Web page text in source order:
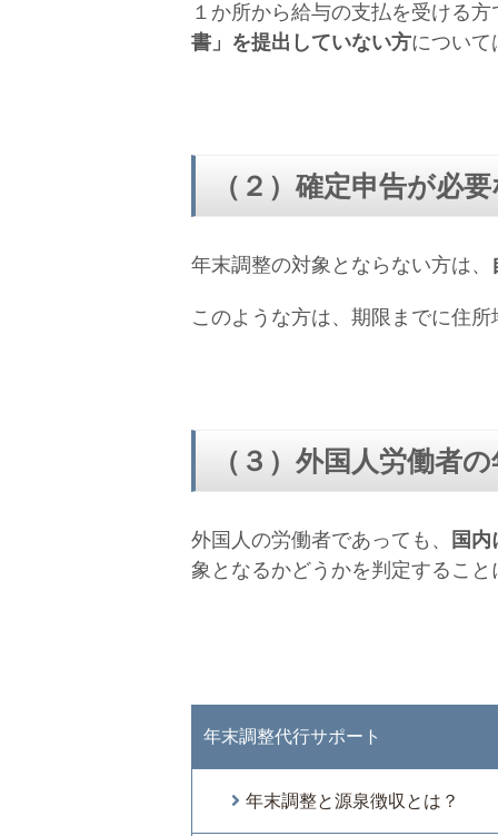
１か所から給与の支払を受ける
書」を提出していない方について
（２）確定申告が必
年末調整の対象とならない方は、
このような方は、期限までに住
（３）外国人労働者
外国人の労働者であっても、
国
象となるかどうかを判定するこ
年末調整代行サポート
年末調整と源泉徴収とは？